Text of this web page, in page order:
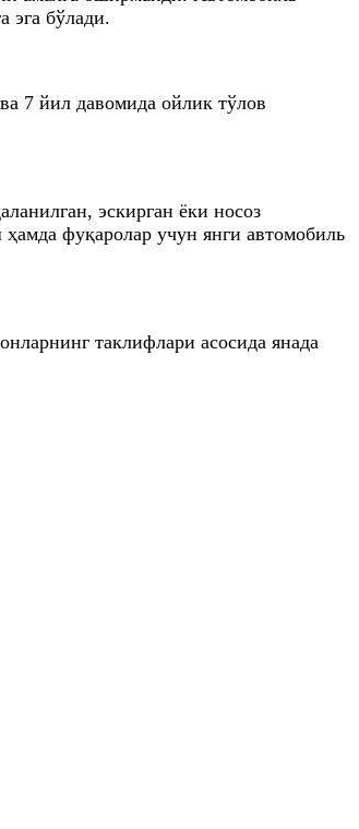
эга бўлади.
7 йил давомида ойлик тўлов
эскирган ёки носоз
фуқаролар учун янги автомобиль
таклифлари асосида янада